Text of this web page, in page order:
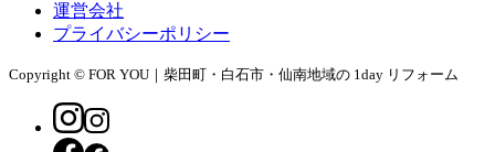
運営会社
プライバシーポリシー
Copyright © FOR YOU｜柴田町・白石市・仙南地域の 1day リフォーム